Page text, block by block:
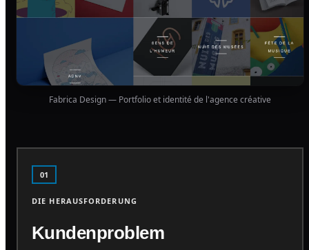
Fabrica Design — Portfolio et identité de l'agence créative
01
DIE HERAUSFORDERUNG
Kundenproblem